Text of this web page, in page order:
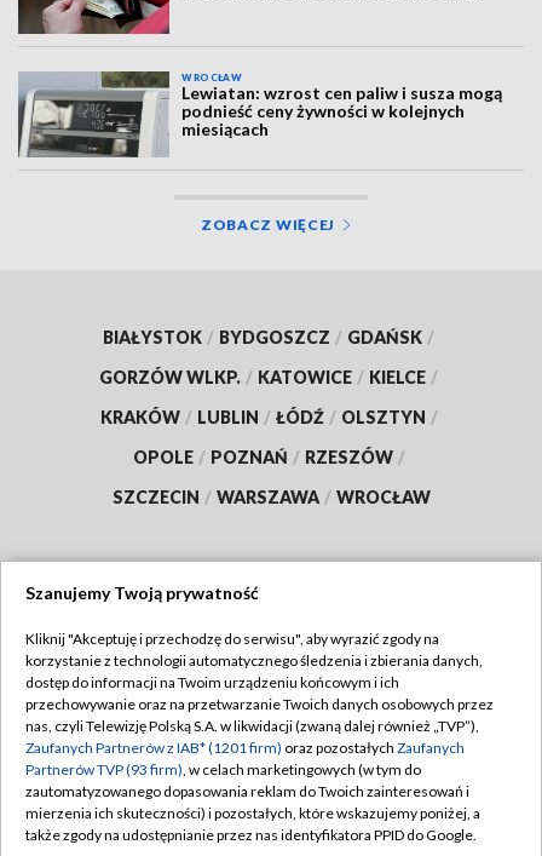
WROCŁAW
Lewiatan: wzrost cen paliw i susza mogą
podnieść ceny żywności w kolejnych
miesiącach
ZOBACZ WIĘCEJ
BIAŁYSTOK / BYDGOSZCZ / GDAŃSK /
GORZÓW WLKP. / KATOWICE / KIELCE /
KRAKÓW / LUBLIN / ŁÓDŹ / OLSZTYN /
OPOLE / POZNAŃ / RZESZÓW /
SZCZECIN / WARSZAWA / WROCŁAW
TVP
Abonament TVP
Emisja w TVP
Centrum informacji TVP
Naziemna Telewizja Cyfrowa
Regulamin TVP
Polityka prywatności
Moje zgody
Pomoc
Szanujemy Twoją prywatność
Kliknij "Akceptuję i przechodzę do serwisu", aby wyrazić zgody na
korzystanie z technologii automatycznego śledzenia i zbierania danych,
dostęp do informacji na Twoim urządzeniu końcowym i ich
przechowywanie oraz na przetwarzanie Twoich danych osobowych przez
nas, czyli Telewizję Polską S.A. w likwidacji (zwaną dalej również „TVP”),
Zaufanych Partnerów z IAB* (1201 firm) oraz pozostałych Zaufanych
Partnerów TVP (93 firm), w celach marketingowych (w tym do
zautomatyzowanego dopasowania reklam do Twoich zainteresowań i
mierzenia ich skuteczności) i pozostałych, które wskazujemy poniżej, a
także zgody na udostępnianie przez nas identyfikatora PPID do Google.